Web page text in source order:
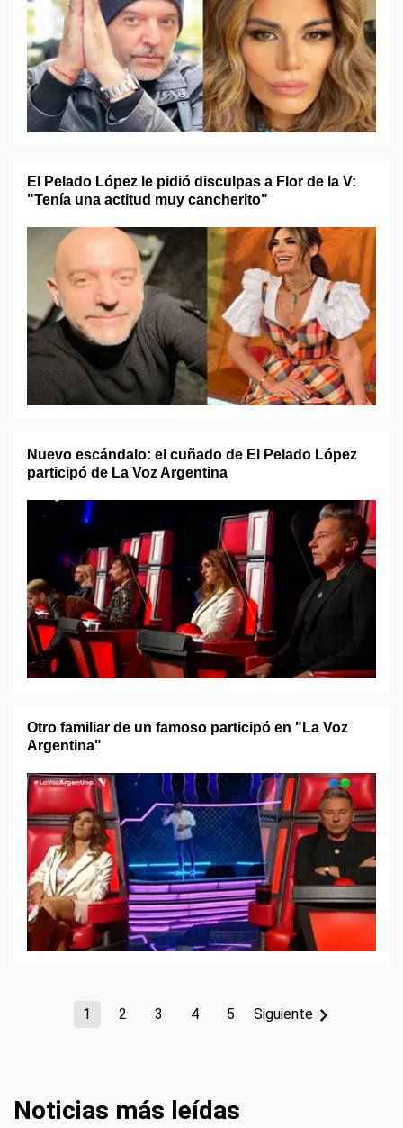
El Pelado López le pidió disculpas a Flor de la V:
"Tenía una actitud muy cancherito"
Nuevo escándalo: el cuñado de El Pelado López
participó de La Voz Argentina
Otro familiar de un famoso participó en "La Voz
Argentina"
1 2 3 4 5 Siguiente
Noticias más leídas